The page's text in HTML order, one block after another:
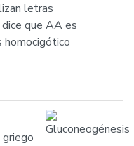
letras
que AA es
homocigótico